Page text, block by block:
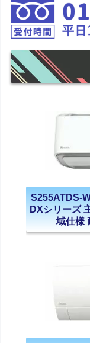
S255ATDS-
DXシリーズ
域仕様